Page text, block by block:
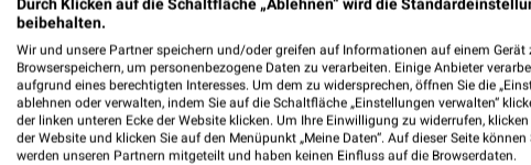
Durch Klicken auf die Schaltfläche „Ablehnen“ wird die
beibehalten.
Wir und unsere Partner speichern und/oder greifen auf Informationen auf einem Gerät
Browserspeichern, um personenbezogene Daten zu verarbeiten. Einige Anbieter
aufgrund eines berechtigten Interesses. Um dem zu widersprechen, öffnen Sie die
ablehnen oder verwalten, indem Sie auf die Schaltfläche „Einstellungen verwalten“
der linken unteren Ecke der Website klicken. Um Ihre Einwilligung zu widerrufen,
der Website und klicken Sie auf den Menüpunkt „Meine Daten“. Auf dieser Seite
werden unseren Partnern mitgeteilt und haben keinen Einfluss auf die Browserdaten.